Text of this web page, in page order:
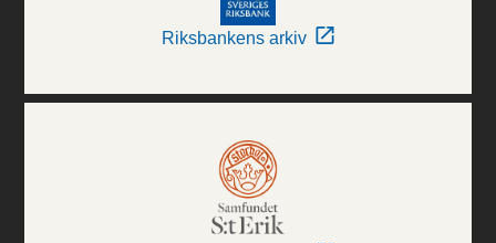
Riksbankens arkiv